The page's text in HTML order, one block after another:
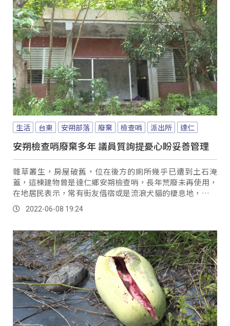
生活 台東 安朔部落 廢棄 檢查哨 派出所 達仁
安朔檢查哨廢棄多年 議員質詢提憂心盼妥善管理
雜草叢生，房屋破舊，位在後方的廁所幾乎已遭到土石淹
蓋，這棟建物曾是達仁鄉安朔檢查哨，長年荒廢未再使用，
在地居民表示，常有街友借宿或是流浪犬貓的棲息地，形同
廢墟，也成為社會最難管理的灰色地帶。
2022-06-08 19:24